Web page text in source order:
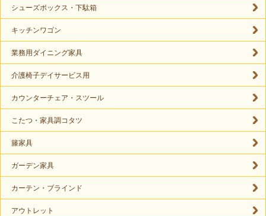
シューズボックス・下駄箱
キッチンワゴン
業務用ダイニング家具
介護椅子デイサービス用
カウンターチェア・スツール
こたつ・家具調コタツ
籐家具
ガーデン家具
カーテン・ブラインド
アウトレット